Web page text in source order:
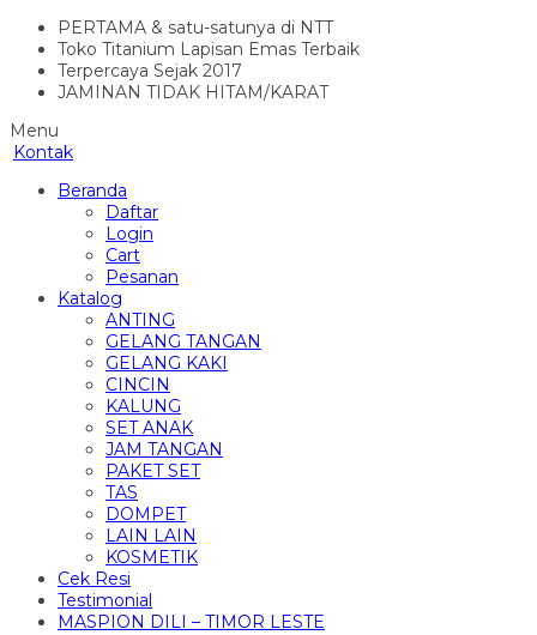
PERTAMA & satu-satunya di NTT
Toko Titanium Lapisan Emas Terbaik
Terpercaya Sejak 2017
JAMINAN TIDAK HITAM/KARAT
Menu
Kontak
Beranda
Daftar
Login
Cart
Pesanan
Katalog
ANTING
GELANG TANGAN
GELANG KAKI
CINCIN
KALUNG
SET ANAK
JAM TANGAN
PAKET SET
TAS
DOMPET
LAIN LAIN
KOSMETIK
Cek Resi
Testimonial
MASPION DILI – TIMOR LESTE